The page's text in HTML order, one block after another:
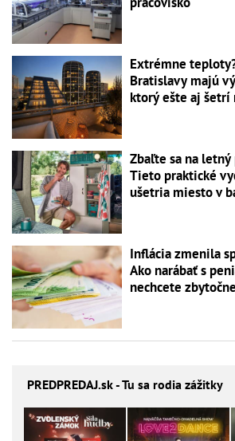
Extrémne
Bratislavy majú
ktorý ešte aj šetrí
Zbaľte sa na
Tieto praktické
ušetria miesto v
Inflácia zmenila
Ako narábať s
nechcete
PREDPREDAJ.sk - Tu sa rodia zážitky